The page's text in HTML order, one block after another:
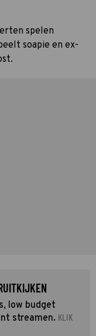
spelen
soapie en ex-
low budget
streamen. KLIK